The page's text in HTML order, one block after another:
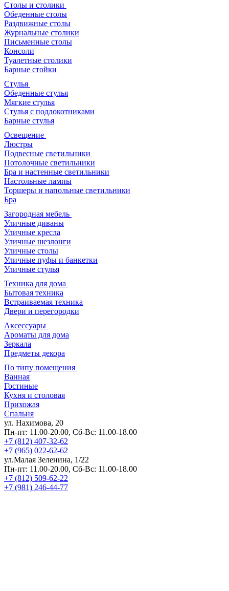
Столы и столики
Обеденные столы
Раздвижные столы
Журнальные столики
Письменные столы
Консоли
Туалетные столики
Барные стойки
Стулья
Обеденные стулья
Мягкие стулья
Стулья с подлокотниками
Барные стулья
Освещение
Люстры
Подвесные светильники
Потолочные светильники
Бра и настенные светильники
Настольные лампы
Торшеры и напольные светильники
Бра
Загородная мебель
Уличные диваны
Уличные кресла
Уличные шезлонги
Уличные столы
Уличные пуфы и банкетки
Уличные стулья
Техника для дома
Бытовая техника
Встраиваемая техника
Двери и перегородки
Аксессуары
Ароматы для дома
Зеркала
Предметы декора
По типу помещения
Ванная
Гостиные
Кухня и столовая
Прихожая
Спальня
ул. Нахимова, 20
Пн-пт: 11.00-20.00, Сб-Вс: 11.00-18.00
+7 (812) 407-32-62
+7 (965) 022-62-62
ул.Малая Зеленина, 1/22
Пн-пт: 11.00-20.00, Сб-Вс: 11.00-18.00
+7 (812) 509-62-22
+7 (981) 246-44-77